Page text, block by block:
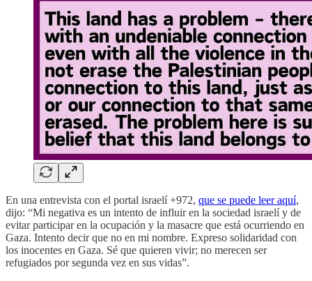
En una entrevista con el portal israelí +972, que se puede leer aquí,
dijo: “Mi negativa es un intento de influir en la sociedad israelí y de
evitar participar en la ocupación y la masacre que está ocurriendo en
Gaza. Intento decir que no en mi nombre. Expreso solidaridad con
los inocentes en Gaza. Sé que quieren vivir; no merecen ser
refugiados por segunda vez en sus vidas”.